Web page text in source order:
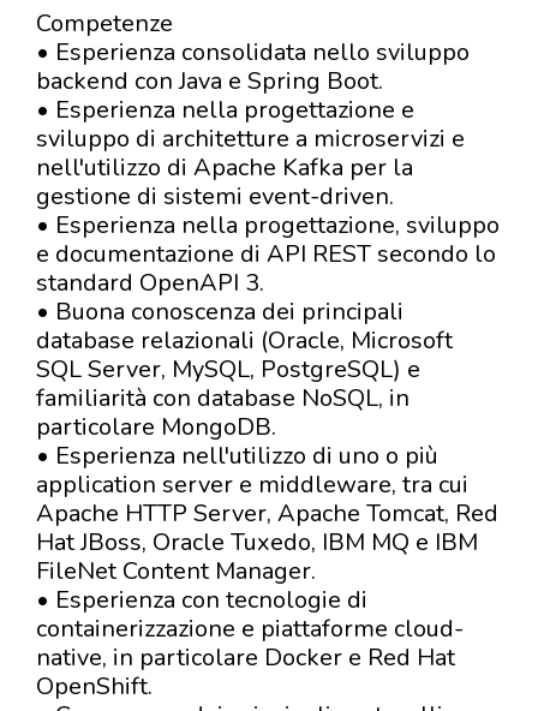
Competenze
• Esperienza consolidata nello sviluppo
backend con Java e Spring Boot.
• Esperienza nella progettazione e
sviluppo di architetture a microservizi e
nell'utilizzo di Apache Kafka per la
gestione di sistemi event-driven.
• Esperienza nella progettazione, sviluppo
e documentazione di API REST secondo lo
standard OpenAPI 3.
• Buona conoscenza dei principali
database relazionali (Oracle, Microsoft
SQL Server, MySQL, PostgreSQL) e
familiarità con database NoSQL, in
particolare MongoDB.
• Esperienza nell'utilizzo di uno o più
application server e middleware, tra cui
Apache HTTP Server, Apache Tomcat, Red
Hat JBoss, Oracle Tuxedo, IBM MQ e IBM
FileNet Content Manager.
• Esperienza con tecnologie di
containerizzazione e piattaforme cloud-
native, in particolare Docker e Red Hat
OpenShift.